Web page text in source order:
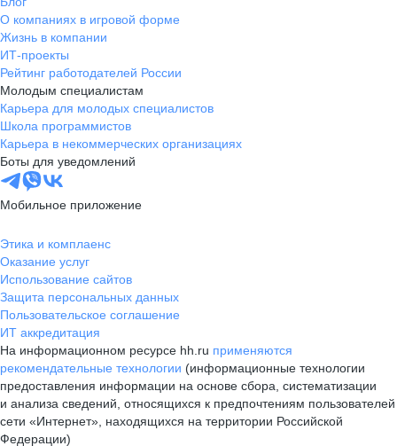
О компаниях в игровой форме
Жизнь в компании
ИТ-проекты
Рейтинг работодателей России
Молодым специалистам
Карьера для молодых специалистов
Школа программистов
Карьера в некоммерческих организациях
Боты для уведомлений
Мобильное приложение
Этика и комплаенс
Оказание услуг
Использование сайтов
Защита персональных данных
Пользовательское соглашение
ИТ аккредитация
На информационном ресурсе hh.ru применяются
рекомендательные технологии (информационные технологии
предоставления информации на основе сбора, систематизации
и анализа сведений, относящихся к предпочтениям пользователей
сети «Интернет», находящихся на территории Российской
Федерации)